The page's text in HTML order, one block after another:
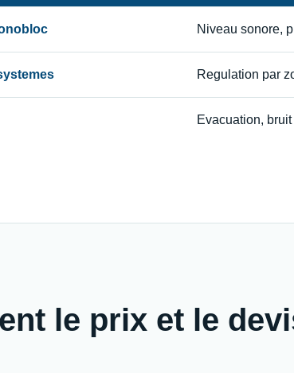
Niveau sonore,
Regulation par
Evacuation, bruit
le prix et le